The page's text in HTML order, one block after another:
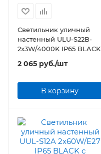
Светильник уличный
настенный ULU-S22B-
2x3W/4000K IP65 BLACK
2 065 руб./шт
В корзину